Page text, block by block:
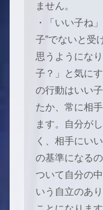
ません。
・「いい子ね
子”でないと受
思うようにな
子？」と気に
の行動はいい
たか、常に相
ます。自分が
く、相手にい
の基準になる
ついて自分の
いう自立のあ